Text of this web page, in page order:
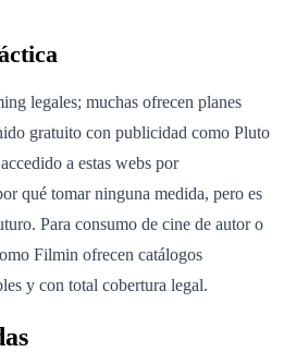
legales; muchas ofrecen planes
gratuito con publicidad como Pluto
a estas webs por
qué tomar ninguna medida, pero es
Para consumo de cine de autor o
Filmin ofrecen catálogos
y con total cobertura legal.